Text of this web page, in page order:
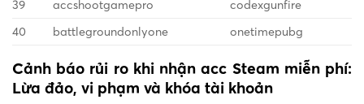
39
accshootgamepro
codexgunfire
40
battlegroundonlyone onetimepubg
Cảnh báo rủi ro khi nhận acc Steam miễn phí:
Lừa đảo, vi phạm và khóa tài khoản